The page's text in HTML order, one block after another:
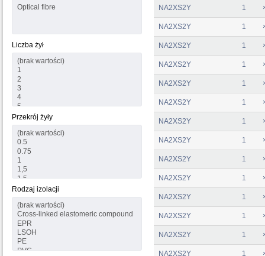
Liczba żył
Przekrój żyły
Rodzaj izolacji
NA2XS2Y 1
NA2XS2Y 1
NA2XS2Y 1
NA2XS2Y 1
NA2XS2Y 1
NA2XS2Y 1
NA2XS2Y 1
NA2XS2Y 1
NA2XS2Y 1
NA2XS2Y 1
NA2XS2Y 1
NA2XS2Y 1
NA2XS2Y 1
NA2XS2Y 1